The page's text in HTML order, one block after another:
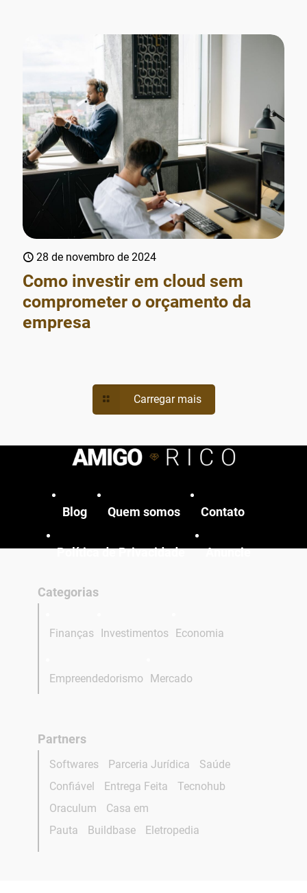
28 de novembro de 2024
Como investir em cloud sem
comprometer o orçamento da
empresa
Carregar mais
Blog Quem somos Contato
Política de Privacidade Anuncie
Categorias
Finanças Investimentos Economia
Empreendedorismo Mercado
Partners
Softwares Parceria Jurídica
Saúde
Confiável
Entrega Feita
Tecnohub
Oraculum
Casa em
Pauta
Buildbase Eletropedia